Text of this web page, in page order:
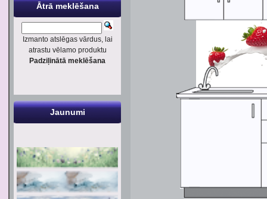
Ātrā meklēšana
Izmanto atslēgas vārdus, lai
atrastu vēlamo produktu
Padziļinātā meklēšana
Jaunumi